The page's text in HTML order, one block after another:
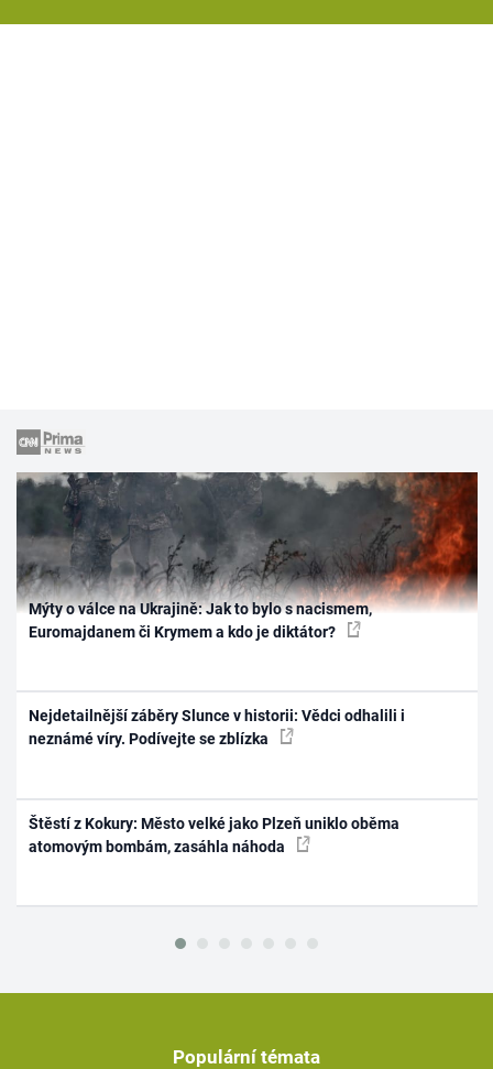
Mýty o válce na Ukrajině: Jak to bylo s nacismem,
Euromajdanem či Krymem a kdo je diktátor?
Nejdetailnější záběry Slunce v historii: Vědci odhalili i
neznámé víry. Podívejte se zblízka
Štěstí z Kokury: Město velké jako Plzeň uniklo oběma
atomovým bombám, zasáhla náhoda
Populární témata